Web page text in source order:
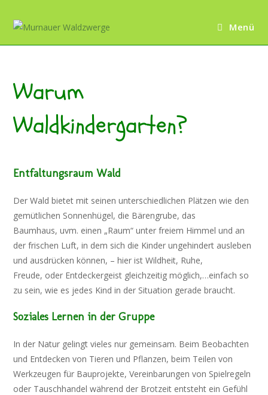
Menü
Warum
Waldkindergarten?
Entfaltungsraum Wald
Der Wald bietet mit seinen unterschiedlichen Plätzen wie den
gemütlichen Sonnenhügel, die Bärengrube, das
Baumhaus, uvm. einen „Raum“ unter freiem Himmel und an
der frischen Luft, in dem sich die Kinder ungehindert ausleben
und ausdrücken können, – hier ist Wildheit, Ruhe,
Freude, oder Entdeckergeist gleichzeitig möglich,…einfach so
zu sein, wie es jedes Kind in der Situation gerade braucht.
Soziales Lernen in der Gruppe
In der Natur gelingt vieles nur gemeinsam. Beim Beobachten
und Entdecken von Tieren und Pflanzen, beim Teilen von
Werkzeugen für Bauprojekte, Vereinbarungen von Spielregeln
oder Tauschhandel während der Brotzeit entsteht ein Gefühl